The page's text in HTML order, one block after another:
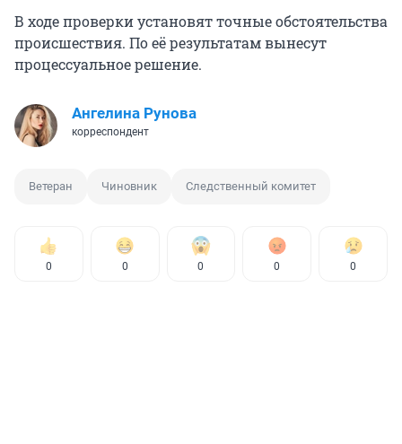
В ходе проверки установят точные обстоятельства
происшествия. По её результатам вынесут
процессуальное решение.
Ангелина Рунова
корреспондент
Ветеран Чиновник Следственный комитет
0 0 0 0 0